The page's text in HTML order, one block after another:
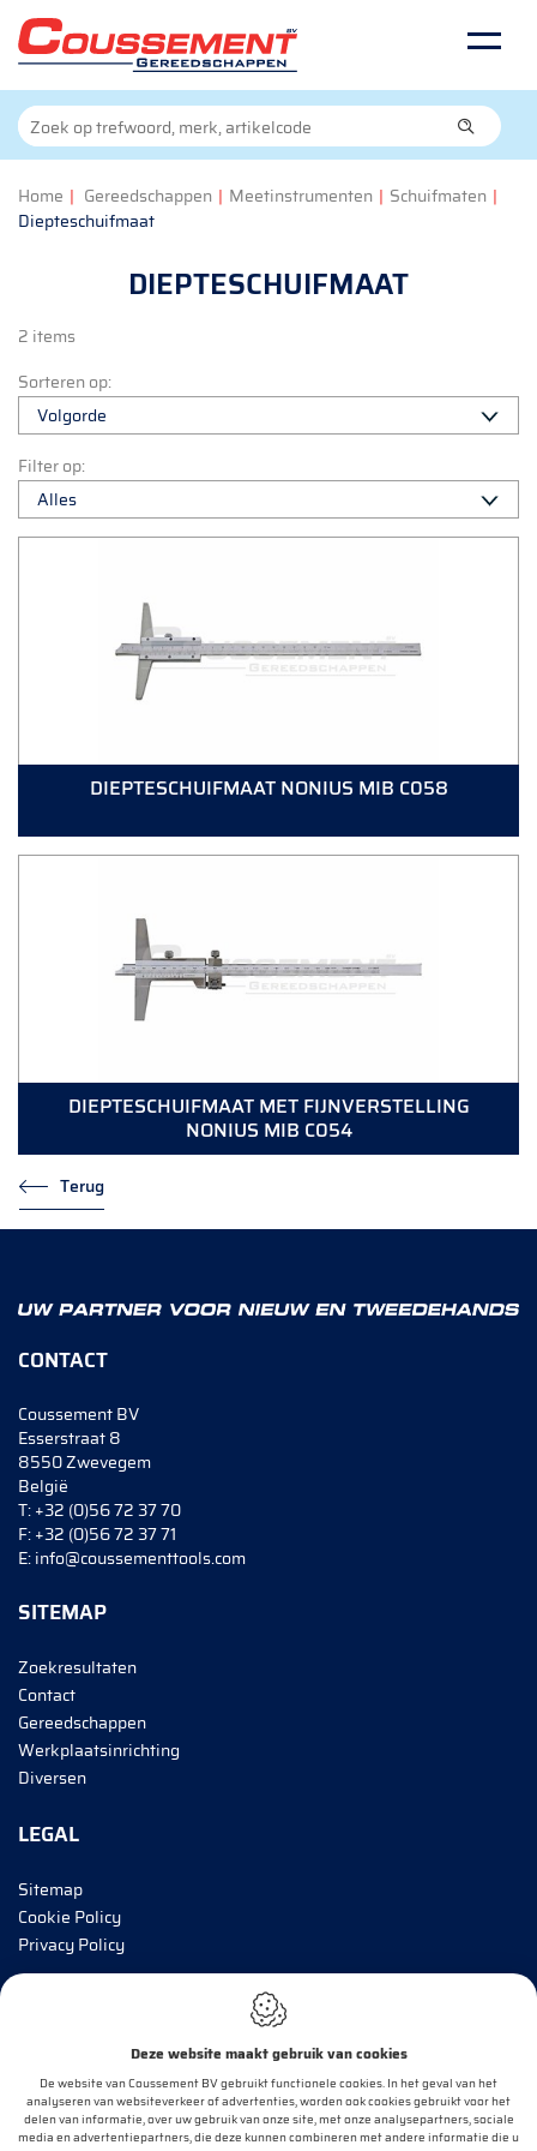
Home | Gereedschappen | Meetinstrumenten | Schuifmaten |
Diepteschuifmaat
DIEPTESCHUIFMAAT
2 items
Sorteren op:
Filter op:
DIEPTESCHUIFMAAT NONIUS MIB C058
DIEPTESCHUIFMAAT MET FIJNVERSTELLING
NONIUS MIB C054
Terug
CONTACT
Coussement BV
Esserstraat 8
8550 Zwevegem
België
T:+32 (0)56 72 37 70
F:+32 (0)56 72 37 71
E:info@coussementtools.com
SITEMAP
Zoekresultaten
Contact
Gereedschappen
Werkplaatsinrichting
Diversen
LEGAL
Sitemap
Cookie Policy
Privacy Policy
BRENG MIJ OP DE HOOGTE!
E-mail*
Deze website maakt gebruik van cookies
De website van Coussement BV gebruikt functionele cookies. In het geval van het
analyseren van websiteverkeer of advertenties, worden ook cookies gebruikt voor het
delen van informatie, over uw gebruik van onze site, met onze analysepartners, sociale
media en advertentiepartners, die deze kunnen combineren met andere informatie die u